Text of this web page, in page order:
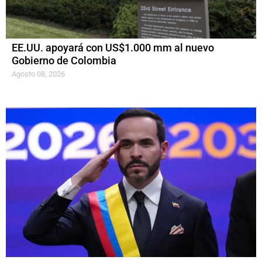
EE.UU. apoyará con US$1.000 mm al nuevo
Gobierno de Colombia
Agosto 08, 2026